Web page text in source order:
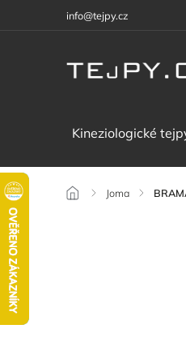
info@tejpy.cz
Kineziologické
/ Joma /